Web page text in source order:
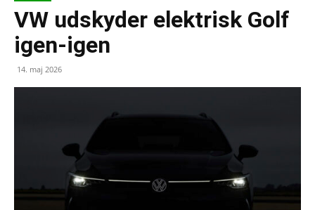
VW udskyder elektrisk Golf
igen-igen
14. maj 2026